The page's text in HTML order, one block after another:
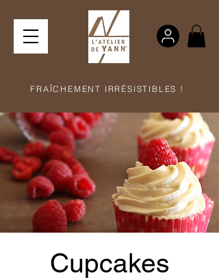
FRAÎCHEMENT IRRÉSISTIBLES !
Cupcakes